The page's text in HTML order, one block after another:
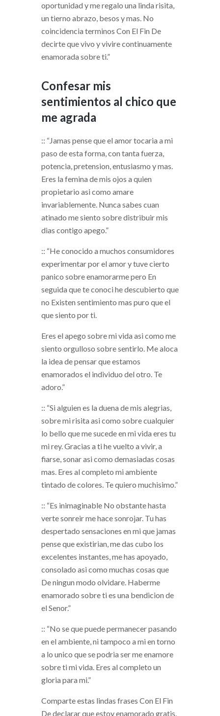
oportunidad y me regalo una linda risita,
un tierno abrazo, besos y mas. No
coincidencia terminos Con El Fin De
decirte que vivo y vivire continuamente
enamorada sobre ti.”
Confesar mis
sentimientos al chico que
me agrada
:: “Jamas pense que el amor tocaria a mi
paso de esta forma, con tanta fuerza,
potencia, pretension, entusiasmo y mas.
Eres la femina de mis ojos a quien
propietario asi­ como amare
invariablemente. Nunca sabes cuan
atinado me siento sobre distribuir mis
dias contigo apego.”
:: “He conocido a muchos consumidores
experimentar por el amor y tuve cierto
panico sobre enamorarme pero En
seguida que te conoci he descubierto que
no Existen sentimiento mas puro que el
que siento por ti.
Eres el apego sobre mi vida asi­ como me
siento orgulloso sobre sentirlo. Me aloca
la idea de pensar que estamos
enamorados el individuo del otro. Te
adoro.”
:: “Si alguien es la duena de mis alegrias,
sobre mi risita asi­ como sobre cualquier
lo bello que me sucede en mi vida eres tu
mi rey. Gracias a ti he vuelto a vivir, a
fiarse, sonar asi­ como demasiadas cosas
mas. Eres al completo mi ambiente
tintado de colores. Te quiero muchisimo.”
:: “Es inimaginable No obstante hasta
verte sonreir me hace sonrojar. Tu has
despertado sensaciones en mi que jamas
pense que existirian, me das cubo los
excelentes instantes, me has apoyado,
consolado asi­ como muchas cosas que
De ningun modo olvidare. Haberme
enamorado sobre ti es una bendicion de
el Senor.”
:: “No se que puede permanecer pasando
en el ambiente, ni tampoco a mi en torno
a lo unico que se podri­a ser me enamore
sobre ti mi vida. Eres al completo un
gloria para mi.”
Comparte estas lindas frases Con El Fin
De declarar que estoy enamorado gratis.